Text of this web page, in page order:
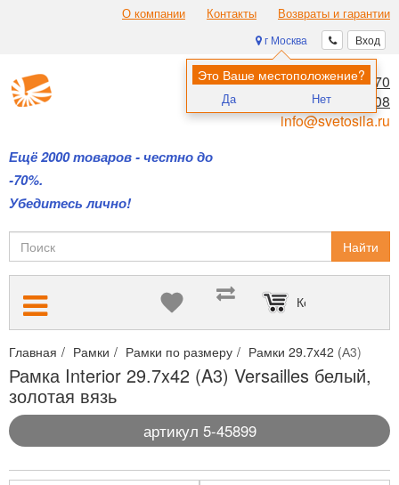
О компании Контакты Возвраты и гарантии
Вход
г Москва
Это Ваше местоположение?
Да Нет
Ещё 2000 товаров - честно до
-70%.
Убедитесь лично!
8 (495) 970-00-70
8 (800) 700-11-08
info@svetosila.ru
Найти
Корзина пуста
Главная Рамки Рамки по размеру Рамки 29.7x42 (А3)
Рамка Interior 29.7x42 (A3) Versailles белый,
золотая вязь
артикул 5-45899